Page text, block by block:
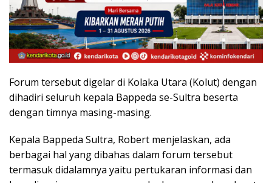
Forum tersebut digelar di Kolaka Utara (Kolut) dengan
dihadiri seluruh kepala Bappeda se-Sultra beserta
dengan timnya masing-masing.
Kepala Bappeda Sultra, Robert menjelaskan, ada
berbagai hal yang dibahas dalam forum tersebut
termasuk didalamnya yaitu pertukaran informasi dan